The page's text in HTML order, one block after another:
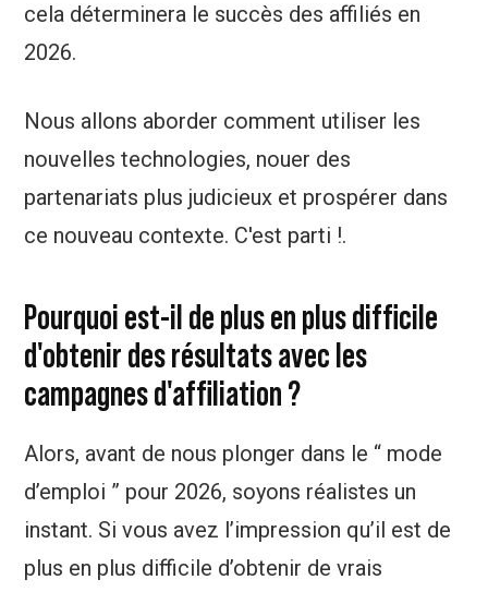
cela déterminera le succès des affiliés en
2026.
Nous allons aborder comment utiliser les
nouvelles technologies, nouer des
partenariats plus judicieux et prospérer dans
ce nouveau contexte. C'est parti !.
Pourquoi est-il de plus en plus difficile
d'obtenir des résultats avec les
campagnes d'affiliation ?
Alors, avant de nous plonger dans le “ mode
d’emploi ” pour 2026, soyons réalistes un
instant. Si vous avez l’impression qu’il est de
plus en plus difficile d’obtenir de vrais